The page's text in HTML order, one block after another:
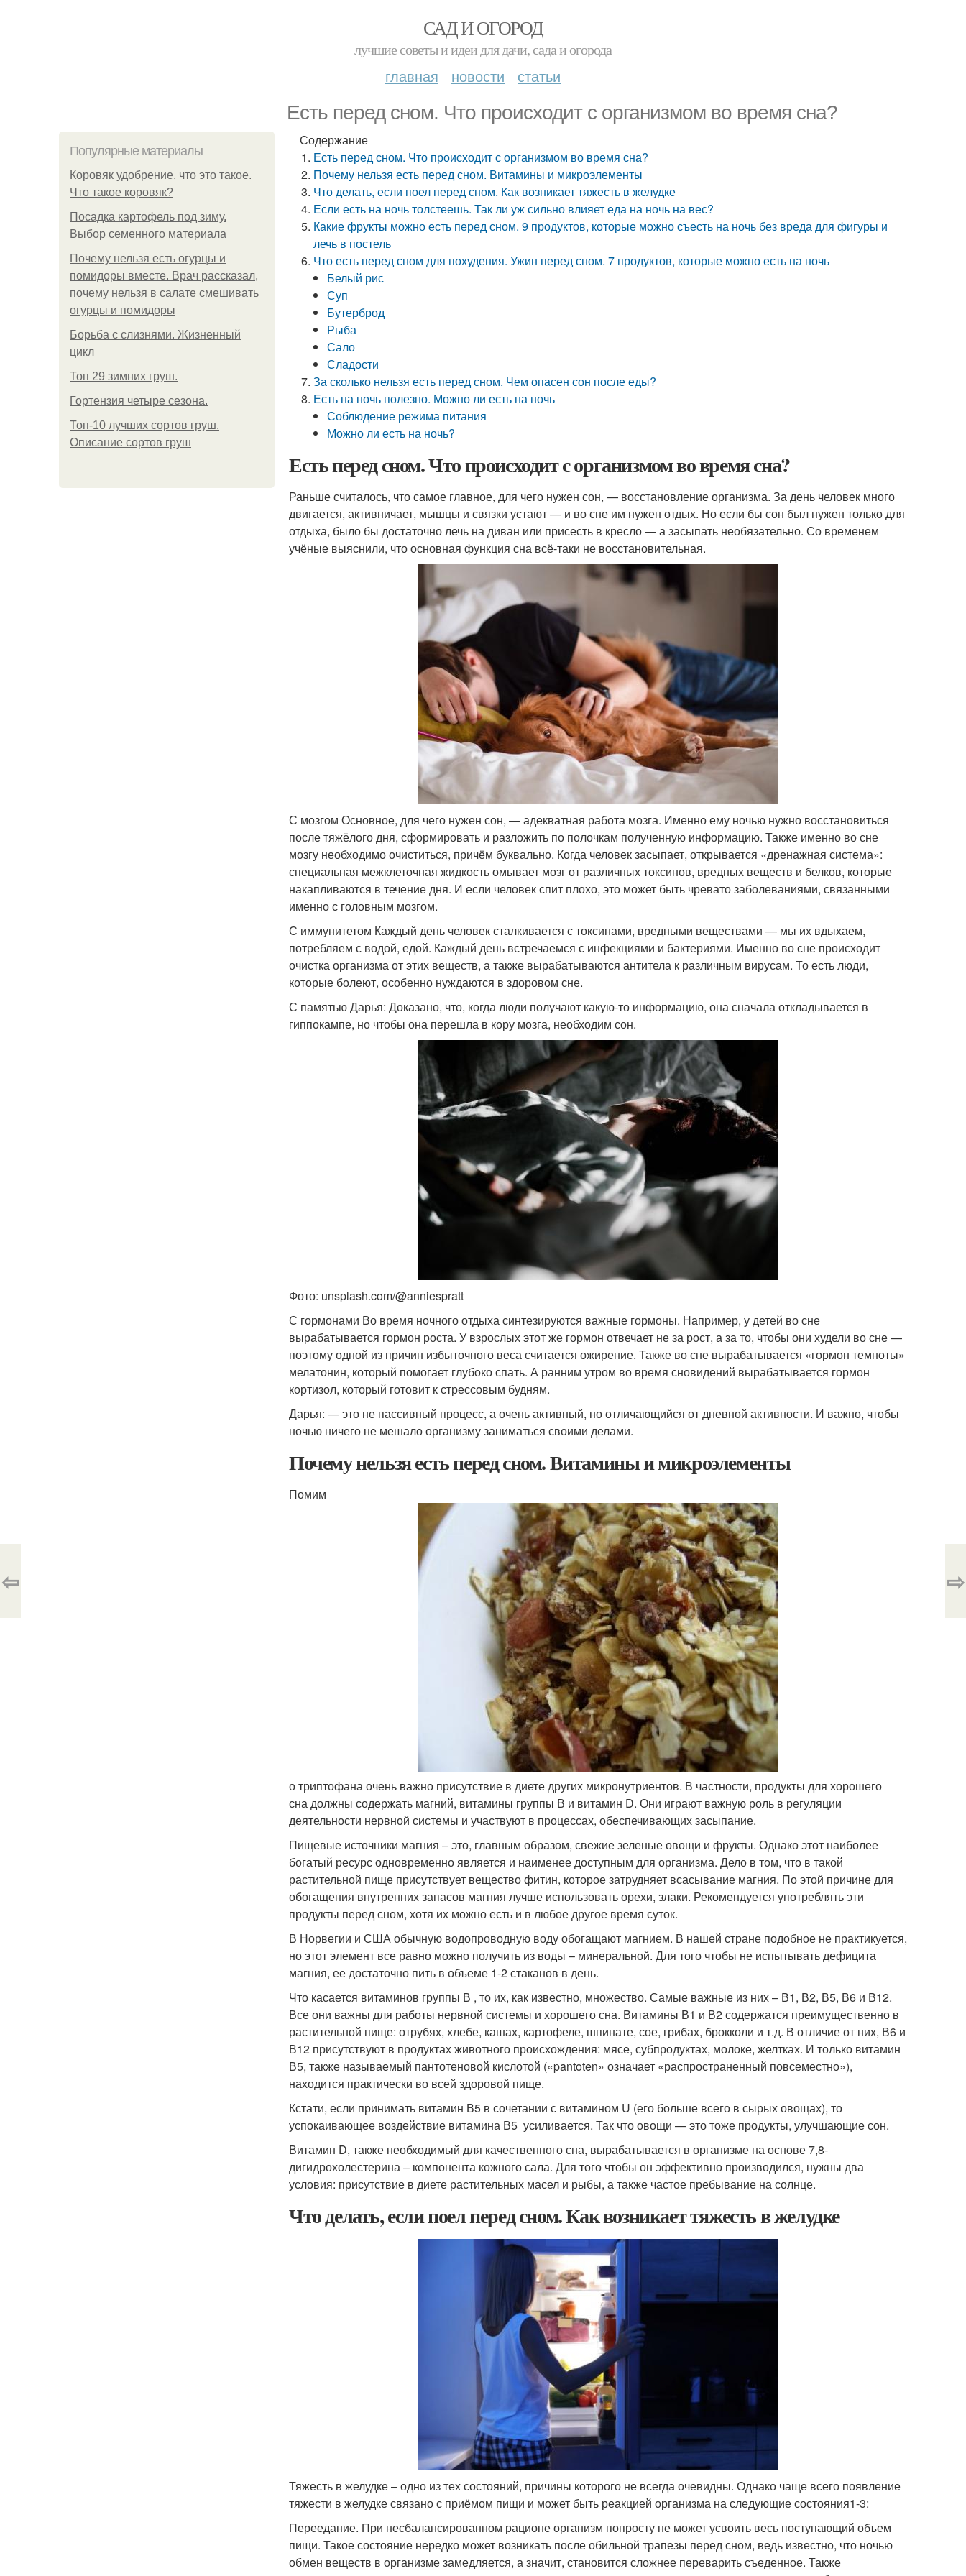
САД И ОГОРОД
лучшие советы и идеи для дачи, сада и огорода
главная новости статьи
Есть перед сном. Что происходит с организмом во время сна?
Популярные материалы
Коровяк удобрение, что это такое.
Что такое коровяк?
Посадка картофель под зиму.
Выбор семенного материала
Почему нельзя есть огурцы и
помидоры вместе. Врач рассказал,
почему нельзя в салате смешивать
огурцы и помидоры
Борьба с слизнями. Жизненный
цикл
Топ 29 зимних груш.
Гортензия четыре сезона.
Топ-10 лучших сортов груш.
Описание сортов груш
Содержание
Есть перед сном. Что происходит с организмом во время сна?
Почему нельзя есть перед сном. Витамины и микроэлементы
Что делать, если поел перед сном. Как возникает тяжесть в желудке
Если есть на ночь толстеешь. Так ли уж сильно влияет еда на ночь на вес?
Какие фрукты можно есть перед сном. 9 продуктов, которые можно съесть на ночь без вреда для фигуры и
лечь в постель
Что есть перед сном для похудения. Ужин перед сном. 7 продуктов, которые можно есть на ночь
Белый рис
Суп
Бутерброд
Рыба
Сало
Сладости
За сколько нельзя есть перед сном. Чем опасен сон после еды?
Есть на ночь полезно. Можно ли есть на ночь
Соблюдение режима питания
Можно ли есть на ночь?
Есть перед сном. Что происходит с организмом во время сна?
Раньше считалось, что самое главное, для чего нужен сон, — восстановление организма. За день человек много
двигается, активничает, мышцы и связки устают — и во сне им нужен отдых. Но если бы сон был нужен только для
отдыха, было бы достаточно лечь на диван или присесть в кресло — а засыпать необязательно. Со временем
учёные выяснили, что основная функция сна всё-таки не восстановительная.
С мозгом Основное, для чего нужен сон, — адекватная работа мозга. Именно ему ночью нужно восстановиться
после тяжёлого дня, сформировать и разложить по полочкам полученную информацию. Также именно во сне
мозгу необходимо очиститься, причём буквально. Когда человек засыпает, открывается «дренажная система»:
специальная межклеточная жидкость омывает мозг от различных токсинов, вредных веществ и белков, которые
накапливаются в течение дня. И если человек спит плохо, это может быть чревато заболеваниями, связанными
именно с головным мозгом.
С иммунитетом Каждый день человек сталкивается с токсинами, вредными веществами — мы их вдыхаем,
потребляем с водой, едой. Каждый день встречаемся с инфекциями и бактериями. Именно во сне происходит
очистка организма от этих веществ, а также вырабатываются антитела к различным вирусам. То есть люди,
которые болеют, особенно нуждаются в здоровом сне.
С памятью Дарья: Доказано, что, когда люди получают какую-то информацию, она сначала откладывается в
гиппокампе, но чтобы она перешла в кору мозга, необходим сон.
Фото: unsplash.com/@anniespratt
С гормонами Во время ночного отдыха синтезируются важные гормоны. Например, у детей во сне
вырабатывается гормон роста. У взрослых этот же гормон отвечает не за рост, а за то, чтобы они худели во сне —
поэтому одной из причин избыточного веса считается ожирение. Также во сне вырабатывается «гормон темноты»
мелатонин, который помогает глубоко спать. А ранним утром во время сновидений вырабатывается гормон
кортизол, который готовит к стрессовым будням.
Дарья: — это не пассивный процесс, а очень активный, но отличающийся от дневной активности. И важно, чтобы
ночью ничего не мешало организму заниматься своими делами.
Почему нельзя есть перед сном. Витамины и микроэлементы
Помим
о триптофана очень важно присутствие в диете других микронутриентов. В частности, продукты для хорошего
сна должны содержать магний, витамины группы В и витамин D. Они играют важную роль в регуляции
деятельности нервной системы и участвуют в процессах, обеспечивающих засыпание.
Пищевые источники магния – это, главным образом, свежие зеленые овощи и фрукты. Однако этот наиболее
богатый ресурс одновременно является и наименее доступным для организма. Дело в том, что в такой
растительной пище присутствует вещество фитин, которое затрудняет всасывание магния. По этой причине для
обогащения внутренних запасов магния лучше использовать орехи, злаки. Рекомендуется употреблять эти
продукты перед сном, хотя их можно есть и в любое другое время суток.
В Норвегии и США обычную водопроводную воду обогащают магнием. В нашей стране подобное не практикуется,
но этот элемент все равно можно получить из воды – минеральной. Для того чтобы не испытывать дефицита
магния, ее достаточно пить в объеме 1-2 стаканов в день.
Что касается витаминов группы В , то их, как известно, множество. Самые важные из них – В1, В2, В5, В6 и В12.
Все они важны для работы нервной системы и хорошего сна. Витамины В1 и В2 содержатся преимущественно в
растительной пище: отрубях, хлебе, кашах, картофеле, шпинате, сое, грибах, брокколи и т.д. В отличие от них, В6 и
В12 присутствуют в продуктах животного происхождения: мясе, субпродуктах, молоке, желтках. И только витамин
В5, также называемый пантотеновой кислотой («pantoten» означает «распространенный повсеместно»),
находится практически во всей здоровой пище.
Кстати, если принимать витамин В5 в сочетании с витамином U (его больше всего в сырых овощах), то
успокаивающее воздействие витамина В5 усиливается. Так что овощи — это тоже продукты, улучшающие сон.
Витамин D, также необходимый для качественного сна, вырабатывается в организме на основе 7,8-
дигидрохолестерина – компонента кожного сала. Для того чтобы он эффективно производился, нужны два
условия: присутствие в диете растительных масел и рыбы, а также частое пребывание на солнце.
Что делать, если поел перед сном. Как возникает тяжесть в желудке
Тяжесть в желудке – одно из тех состояний, причины которого не всегда очевидны. Однако чаще всего появление
тяжести в желудке связано с приёмом пищи и может быть реакцией организма на следующие состояния1-3:
Переедание. При несбалансированном рационе организм попросту не может усвоить весь поступающий объем
пищи. Такое состояние нередко может возникать после обильной трапезы перед сном, ведь известно, что ночью
обмен веществ в организме замедляется, а значит, становится сложнее переварить съеденное. Также
⇦ ⇨